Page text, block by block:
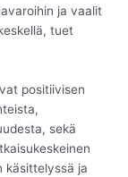
ja vaalit
tuet
positiivisen
sekä
käsittelyssä ja